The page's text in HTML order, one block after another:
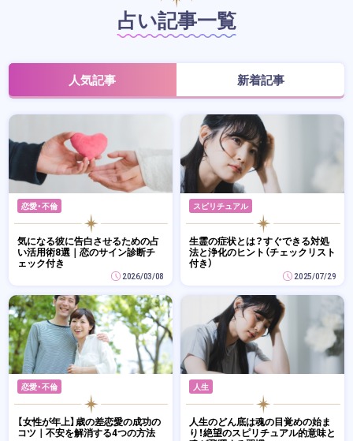
占い記事一覧
人気記事 新着記事
恋愛・不倫
気になる彼に告白させるための占
い活用術8選｜恋のサイン診断チ
ェック付き
2026/03/08
スピリチュアル
生霊の症状とは？すぐできる対処
法と浄化のヒント（チェックリスト
付き）
2025/07/29
恋愛・不倫
【女性が年上】歳の差恋愛の成功の
コツ｜不安を解消する4つの方法
人生
人生のどん底は魂の目覚めの始ま
り！絶望のスピリチュアル的意味と